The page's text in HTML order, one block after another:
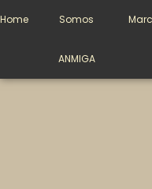
Home Somos
ANMIGA
Bancada